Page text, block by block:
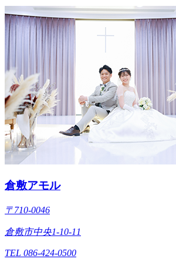
倉敷アモル
〒710-0046
倉敷市中央1-10-11
TEL 086-424-0500